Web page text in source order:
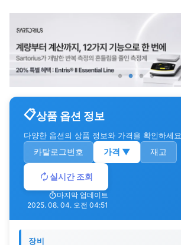
상품 옵션 정보
다양한 옵션의 상품 정보와 가격을 확인하세요
카탈로그번호 가격 ▼ 재고
실시간 조회
마지막 업데이트
2025. 08. 04. 오전 04:51
장비